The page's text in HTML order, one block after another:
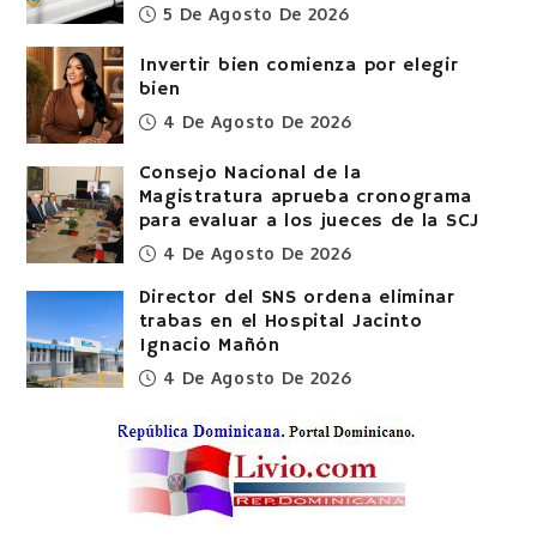
5 De Agosto De 2026
Invertir bien comienza por elegir
bien
4 De Agosto De 2026
Consejo Nacional de la
Magistratura aprueba cronograma
para evaluar a los jueces de la SCJ
4 De Agosto De 2026
Director del SNS ordena eliminar
trabas en el Hospital Jacinto
Ignacio Mañón
4 De Agosto De 2026